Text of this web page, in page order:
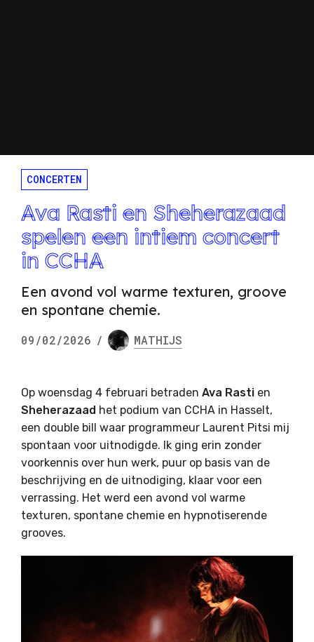
CONCERTEN
Ava Rasti en Sheherazaad
spelen een intiem concert
in CCHA
Een avond vol warme texturen, groove
en spontane chemie.
09/02/2026 / MATHIJS
Op woensdag 4 februari betraden Ava Rasti en
Sheherazaad het podium van CCHA in Hasselt,
een double bill waar programmeur Laurent Pitsi mij
spontaan voor uitnodigde. Ik ging erin zonder
voorkennis over hun werk, puur op basis van de
beschrijving en de uitnodiging, klaar voor een
verrassing. Het werd een avond vol warme
texturen, spontane chemie en hypnotiserende
grooves.